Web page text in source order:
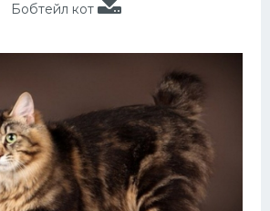
Бобтейл кот